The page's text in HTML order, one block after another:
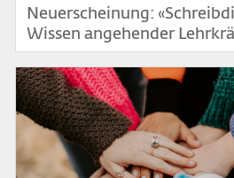
Neuerscheinung:
Wissen angehender
und Förderung»
Bild